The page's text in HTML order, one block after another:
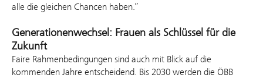
alle die gleichen Chancen haben.”
Generationenwechsel: Frauen als Schlüssel für die
Zukunft
Faire Rahmenbedingungen sind auch mit Blick auf die
kommenden Jahre entscheidend. Bis 2030 werden die ÖBB